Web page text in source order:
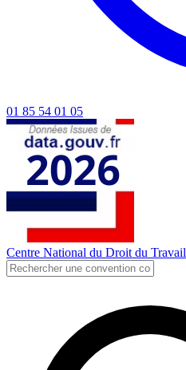
01 85 54 01 05
Centre National du Droit du Travail